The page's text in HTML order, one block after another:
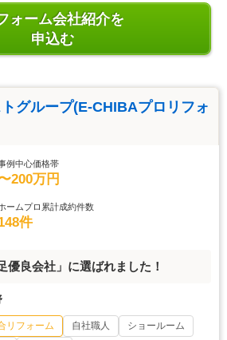
ォーム会社紹介を
申込む
グループ(E-CHIBAプロリフォ
例中心価格帯
200万円
ームプロ累計成約件数
件
優良会社」に選ばれました！
リフォーム 自社職人
ショールーム